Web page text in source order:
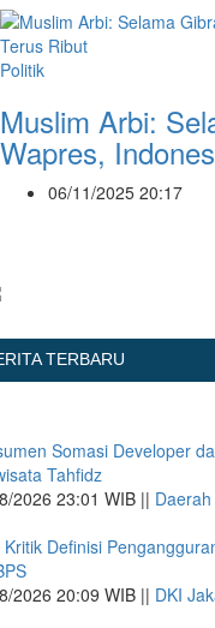
Politik
Muslim Arbi:
Wapres,
06/11/2025 20:17
TERBARU
Somasi Developer
Tahfidz
2026 23:01 WIB || Daerah
Kritik Definisi
2026 20:09 WIB || DKI